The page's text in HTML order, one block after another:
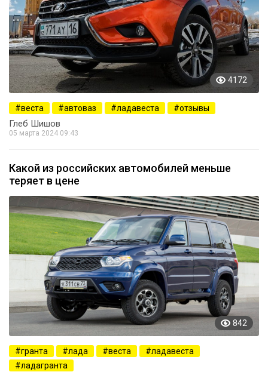
4172
веста автоваз ладавеста отзывы
Глеб Шишов
05 марта 2024 09:43
Какой из российских автомобилей меньше
теряет в цене
842
гранта лада веста
ладавеста
ладагранта